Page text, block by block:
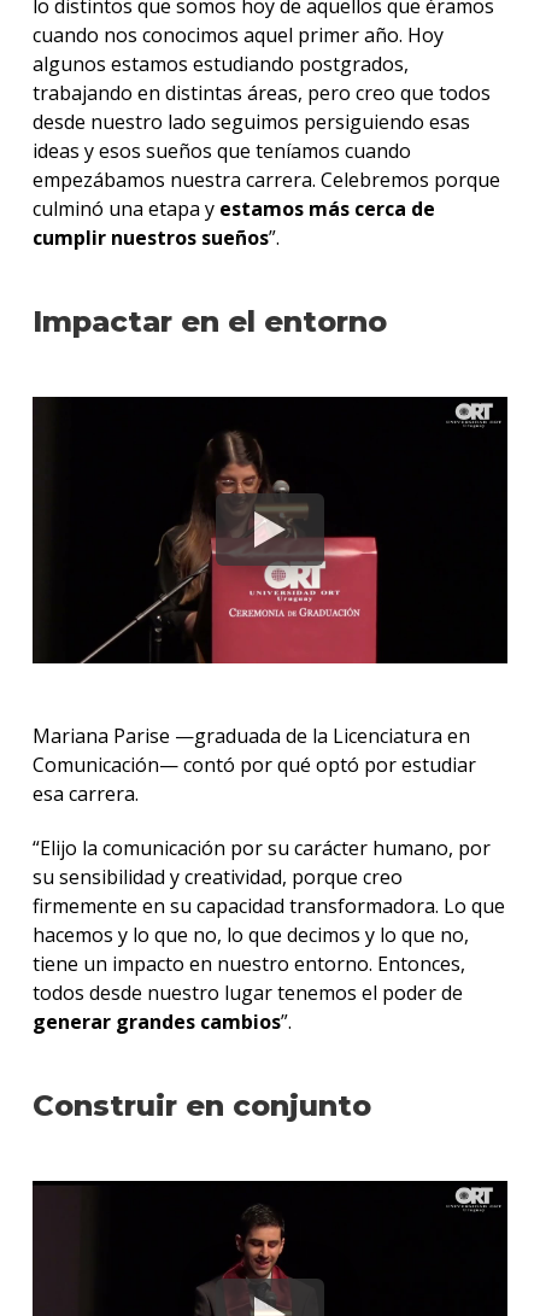
lo distintos que somos hoy de aquellos que éramos
cuando nos conocimos aquel primer año. Hoy
algunos estamos estudiando postgrados,
trabajando en distintas áreas, pero creo que todos
desde nuestro lado seguimos persiguiendo esas
ideas y esos sueños que teníamos cuando
empezábamos nuestra carrera. Celebremos porque
culminó una etapa y estamos más cerca de
cumplir nuestros sueños”.
Impactar en el entorno
Mariana Parise —graduada de la Licenciatura en
Comunicación— contó por qué optó por estudiar
esa carrera.
“Elijo la comunicación por su carácter humano, por
su sensibilidad y creatividad, porque creo
firmemente en su capacidad transformadora. Lo que
hacemos y lo que no, lo que decimos y lo que no,
tiene un impacto en nuestro entorno. Entonces,
todos desde nuestro lugar tenemos el poder de
generar grandes cambios”.
Construir en conjunto